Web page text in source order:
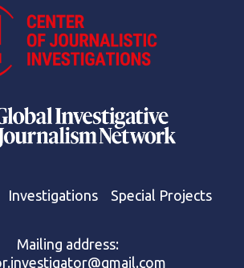
Investigations Special Projects
Mailing address: